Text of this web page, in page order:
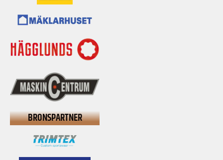
BRONSPARTNER